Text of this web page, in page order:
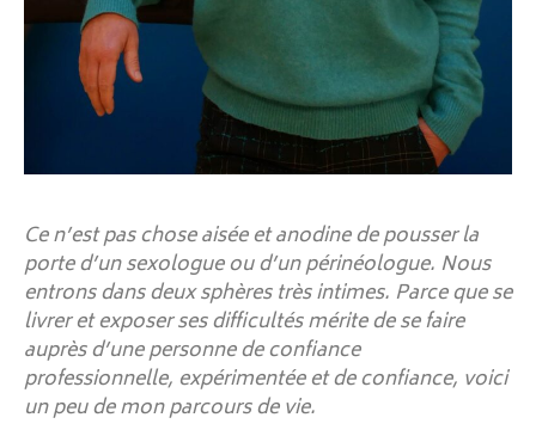
Ce n’est pas chose aisée et anodine de pousser la
porte d’un sexologue ou d’un périnéologue. Nous
entrons dans deux sphères très intimes. Parce que se
livrer et exposer ses difficultés mérite de se faire
auprès d’une personne de confiance
professionnelle, expérimentée et de confiance, voici
un peu de mon parcours de vie.